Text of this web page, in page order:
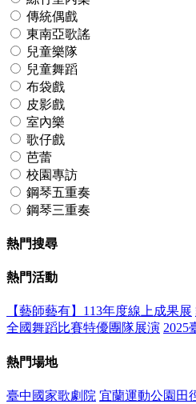
傳統偶戲
東南亞歌謠
兒童樂隊
兒童舞蹈
布袋戲
皮影戲
室內樂
歌仔戲
芭蕾
校園專訪
鋼琴五重奏
鋼琴三重奏
熱門搜尋
熱門活動
【藝師藝有】113年度線上成果展
全國舞蹈比賽特優團隊展演 2025
熱門場地
臺中國家歌劇院 宜蘭運動公園田